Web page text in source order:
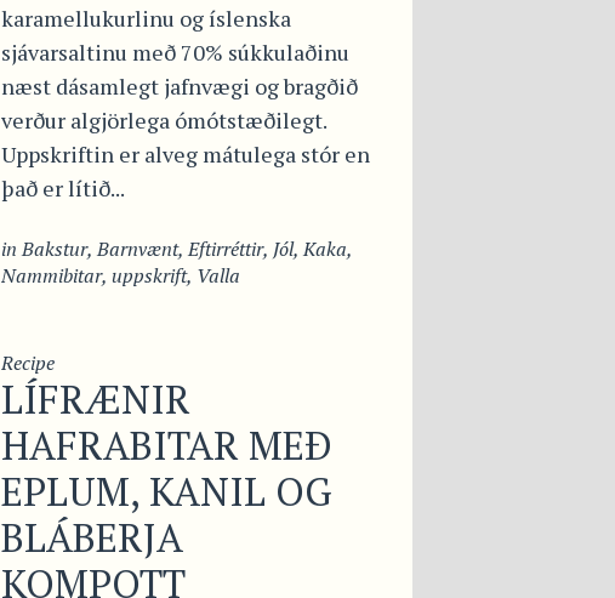
karamellukurlinu og íslenska
sjávarsaltinu með 70% súkkulaðinu
næst dásamlegt jafnvægi og bragðið
verður algjörlega ómótstæðilegt.
Uppskriftin er alveg mátulega stór en
það er lítið...
inBakstur,Barnvænt,Eftirréttir, Jól,Kaka,
Nammibitar, uppskrift, Valla
Recipe
LÍFRÆNIR
HAFRABITAR MEÐ
EPLUM, KANIL OG
BLÁBERJA
KOMPOTT